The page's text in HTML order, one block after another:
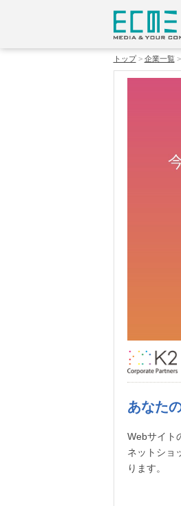
トップ 企業一覧
あなた
Webサイト
ネットショ
ります。